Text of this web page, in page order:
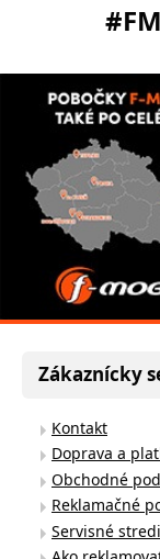
Zákaznícky
Kontakt
Doprava a
Obchodné
Reklamačné
Servisné